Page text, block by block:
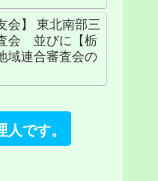
会】 東北南部三
会 並びに【栃
域連合審査会の
です。